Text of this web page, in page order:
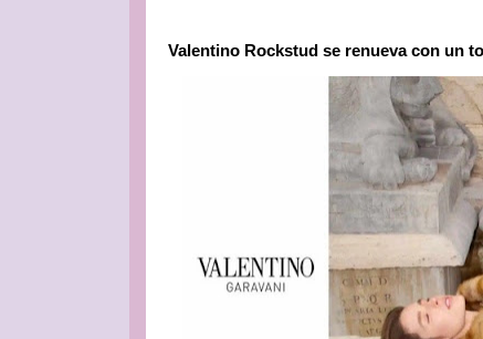
Valentino Rockstud se renueva con un